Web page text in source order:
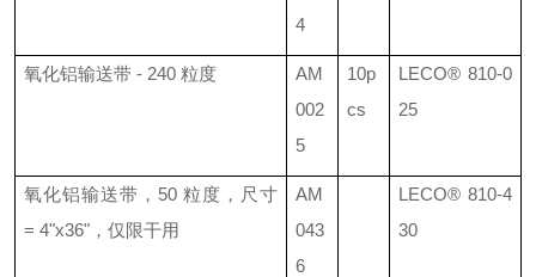
4
氧化铝输送带 - 240 粒度
AM
002
5
10p
cs
LECO® 810-0
25
氧化铝输送带， 50 粒度，尺寸
= 4"x36" ，仅限干用
AM
043
6
LECO® 810-4
30